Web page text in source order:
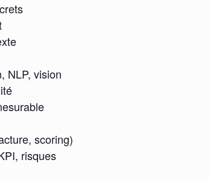
NLP, vision
scoring)
risques